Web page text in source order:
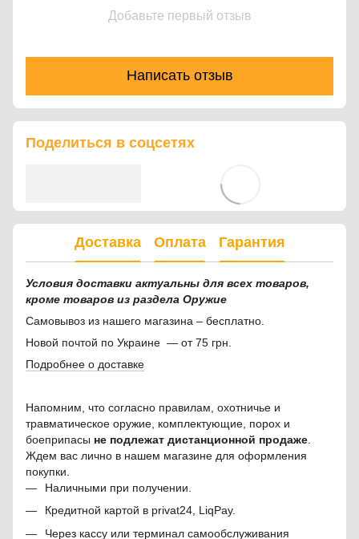
Добавьте первый отзыв
Написать отзыв
Поделиться в соцсетях
Доставка Оплата Гарантия
Условия доставки актуальны для всех товаров,
кроме товаров из раздела Оружие
Самовывоз из нашего магазина – бесплатно.
Новой почтой по Украине — от 75 грн.
Подробнее о доставке
Напомним, что согласно правилам, охотничье и
травматическое оружие, комплектующие, порох и
боеприпасы не подлежат дистанционной продаже
Ждем вас лично в нашем магазине для оформления
покупки.
Наличными при получении.
Кредитной картой в privat24, LiqPay.
Через кассу или терминал самообслуживания